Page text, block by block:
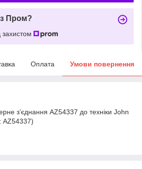
Пром?
Оплата Умови повернення
з’єднання AZ54337 до техніки John
AZ54337)